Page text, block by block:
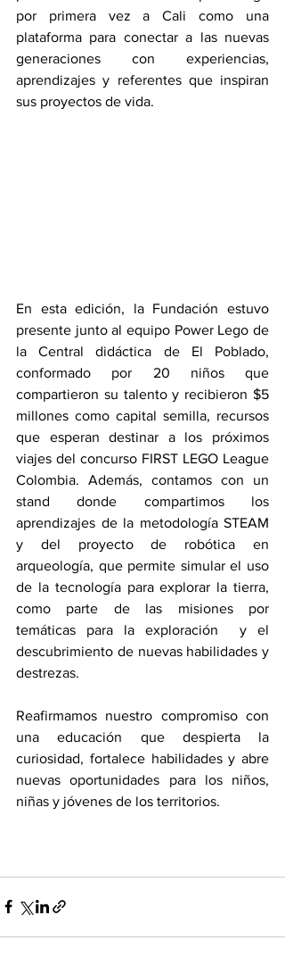
por primera vez a Cali como una
plataforma para conectar a las nuevas
generaciones con experiencias,
aprendizajes y referentes que inspiran
sus proyectos de vida.
En esta edición, la Fundación estuvo
presente junto al equipo Power Lego de
la Central didáctica de El Poblado,
conformado por 20 niños que
compartieron su talento y recibieron $5
millones como capital semilla, recursos
que esperan destinar a los próximos
viajes del concurso FIRST LEGO League
Colombia. Además, contamos con un
stand donde compartimos los
aprendizajes de la metodología STEAM
y del proyecto de robótica en
arqueología, que permite simular el uso
de la tecnología para explorar la tierra,
como parte de las misiones por
temáticas para la exploración  y el
descubrimiento de nuevas habilidades y
destrezas.
Reafirmamos nuestro compromiso con
una educación que despierta la
curiosidad, fortalece habilidades y abre
nuevas oportunidades para los niños,
niñas y jóvenes de los territorios.